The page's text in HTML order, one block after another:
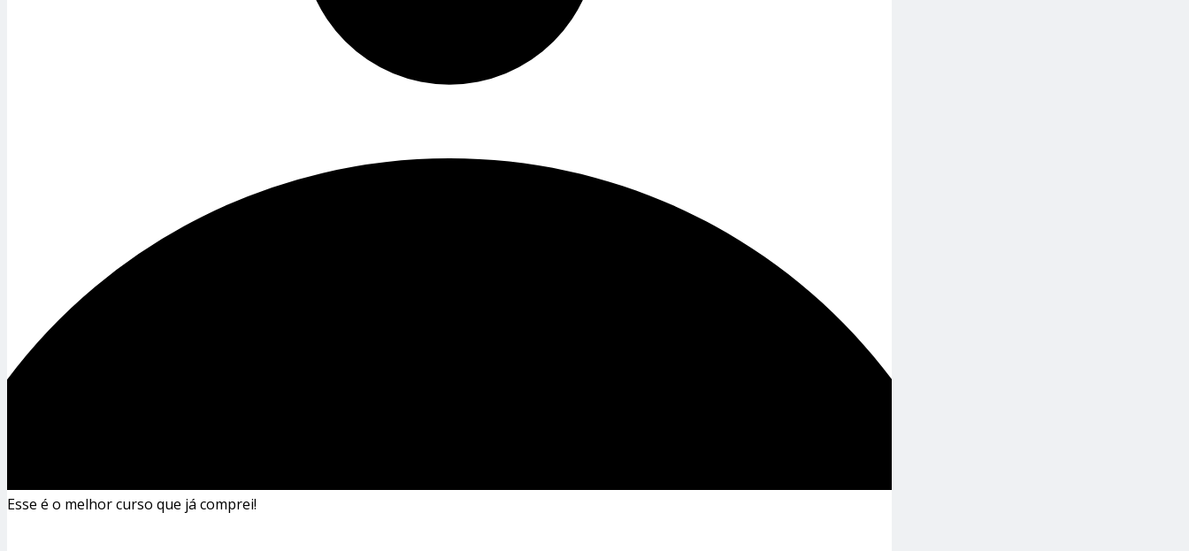
Esse é o melhor curso que já comprei!